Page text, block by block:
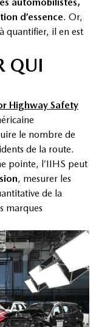
d’essence. Or,
quantifier, il en est
QUI
Highway Safety
le nombre de
de la route.
pointe, l’IIHS peut
, mesurer les
de la
marques